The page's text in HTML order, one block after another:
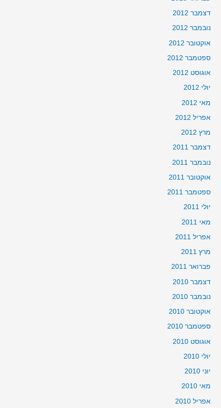
דצמבר 2012
נובמבר 2012
אוקטובר 2012
ספטמבר 2012
אוגוסט 2012
יולי 2012
מאי 2012
אפריל 2012
מרץ 2012
דצמבר 2011
נובמבר 2011
אוקטובר 2011
ספטמבר 2011
יולי 2011
מאי 2011
אפריל 2011
מרץ 2011
פברואר 2011
דצמבר 2010
נובמבר 2010
אוקטובר 2010
ספטמבר 2010
אוגוסט 2010
יולי 2010
יוני 2010
מאי 2010
אפריל 2010